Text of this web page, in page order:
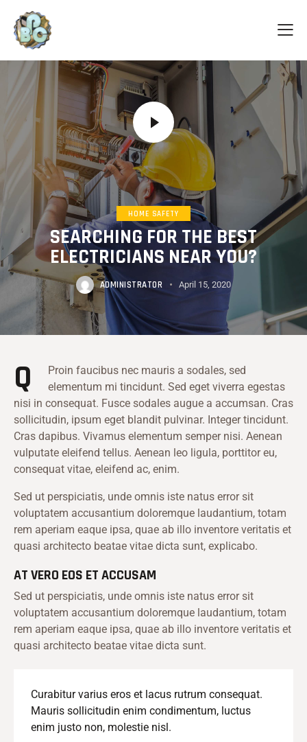
HOME SAFETY
SEARCHING FOR THE BEST
ELECTRICIANS NEAR YOU?
ADMINISTRATOR April 15, 2020
Q
Proin faucibus nec mauris a sodales, sed
elementum mi tincidunt. Sed eget viverra egestas
nisi in consequat. Fusce sodales augue a accumsan. Cras
sollicitudin, ipsum eget blandit pulvinar. Integer tincidunt.
Cras dapibus. Vivamus elementum semper nisi. Aenean
vulputate eleifend tellus. Aenean leo ligula, porttitor eu,
consequat vitae, eleifend ac, enim.
Sed ut perspiciatis, unde omnis iste natus error sit
voluptatem accusantium doloremque laudantium, totam
rem aperiam eaque ipsa, quae ab illo inventore veritatis et
quasi architecto beatae vitae dicta sunt, explicabo.
AT VERO EOS ET ACCUSAM
Sed ut perspiciatis, unde omnis iste natus error sit
voluptatem accusantium doloremque laudantium, totam
rem aperiam eaque ipsa, quae ab illo inventore veritatis et
quasi architecto beatae vitae dicta sunt.
Curabitur varius eros et lacus rutrum consequat.
Mauris sollicitudin enim condimentum, luctus
enim justo non, molestie nisl.